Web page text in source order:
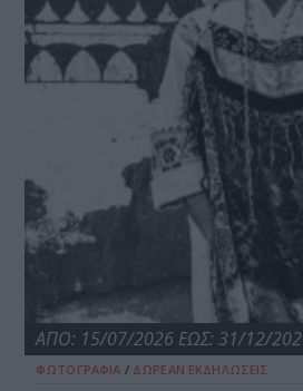
ΑΠΟ: 15/07/2026 ΕΩΣ: 31/12/
ΦΩΤΟΓΡΑΦΙΑ / ΔΩΡΕΑΝ ΕΚΔΗΛΩΣΕΙΣ